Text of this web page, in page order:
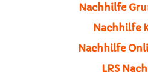
Nachhilfe
Nachhilfe
Nachhilfe
LRS